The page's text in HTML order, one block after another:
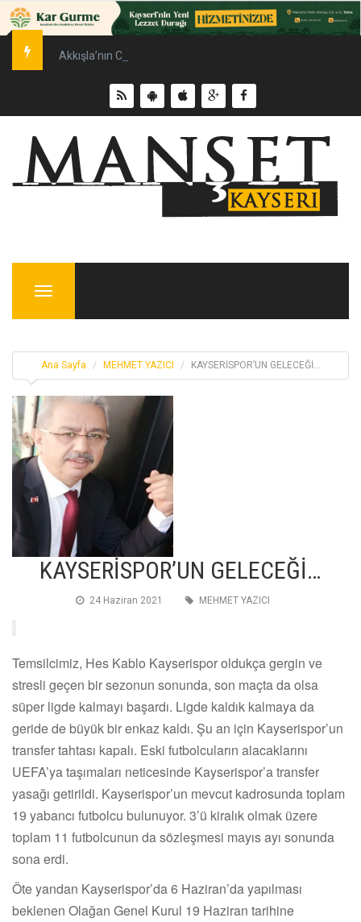
Akkışla’nın CHP’li Belediye Başkanı Mustafa Dursun,
Menu
Ana Sayfa MEHMET YAZICI KAYSERİSPOR’UN GELECEĞİ…
KAYSERİSPOR’UN GELECEĞİ…
24 Haziran 2021 MEHMET YAZICI
Temsilcimiz, Hes Kablo Kayserispor oldukça gergin ve
stresli geçen bir sezonun sonunda, son maçta da olsa
süper ligde kalmayı başardı. Ligde kaldık kalmaya da
geride de büyük bir enkaz kaldı. Şu an için Kayserispor’un
transfer tahtası kapalı. Eski futbolcuların alacaklarını
UEFA’ya taşımaları neticesinde Kayserispor’a transfer
yasağı getirildi. Kayserispor’un mevcut kadrosunda toplam
19 yabancı futbolcu bulunuyor. 3’ü kiralık olmak üzere
toplam 11 futbolcunun da sözleşmesi mayıs ayı sonunda
sona erdi.
Öte yandan Kayserispor’da 6 Haziran’da yapılması
beklenen Olağan Genel Kurul 19 Haziran tarihine